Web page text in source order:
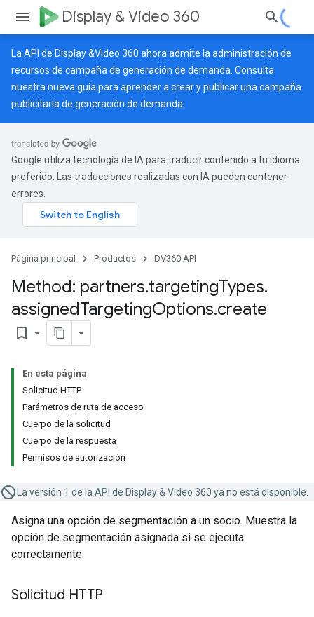
Display & Video 360
La API de Display &Video 360 ahora admite la administración de
recursos de campaña de generación de demanda. Consulta
nuestra nueva guía para aprender a crear y publicar una campaña
publicitaria de generación de demanda.
Google utiliza tecnología de IA para traducir contenido a tu idioma
preferido. Las traducciones realizadas con IA pueden contener
errores.
Página principal Productos DV360 API
Method: partners.targetingTypes.
assignedTargetingOptions.create
bookmark_border
En esta página
Solicitud HTTP
Parámetros de ruta de acceso
Cuerpo de la solicitud
Cuerpo de la respuesta
Permisos de autorización
La versión 1 de la API de Display & Video 360 ya no está disponible.
Asigna una opción de segmentación a un socio. Muestra la
opción de segmentación asignada si se ejecuta
correctamente.
Solicitud HTTP